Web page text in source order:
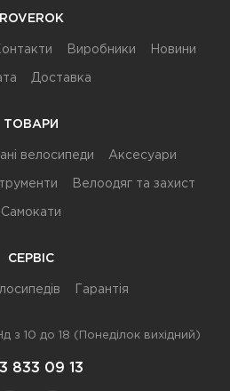
ROVEROK
Виробники Новини
Доставка
ТОВАРИ
велосипеди Аксесуари
Велоодяг та захист
Самокати
СЕРВІС
Гарантія
з 10 до 18 (Понеділок вихідний)
833 09 13